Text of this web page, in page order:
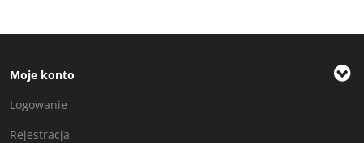
Moje konto
Logowanie
Rejestracja